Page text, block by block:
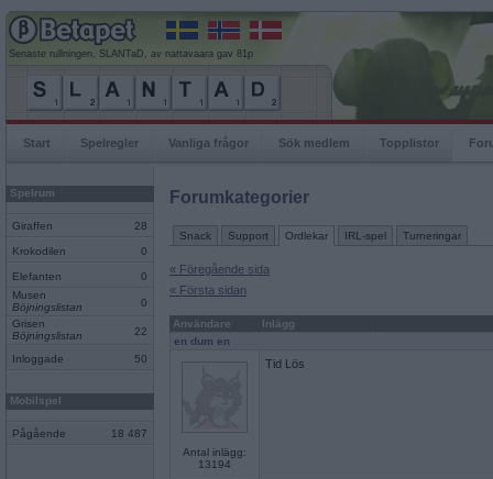
Senaste rullningen, SLANTaD, av nattavaara gav 81p
Start Spelregler Vanliga frågor Sök medlem Topplistor
Spelrum
Giraffen 28
Krokodilen 0
Elefanten
0
Musen
Böjningslistan
0
Grisen
Böjningslistan
22
Inloggade 50
Mobilspel
Pågående 18 487
Forumkategorier
Snack Support Ordlekar IRL-spel Turneringar
« Föregående sida
« Första sidan
Användare
Inlägg
en dum en
Antal inlägg:
13194
Tid Lös